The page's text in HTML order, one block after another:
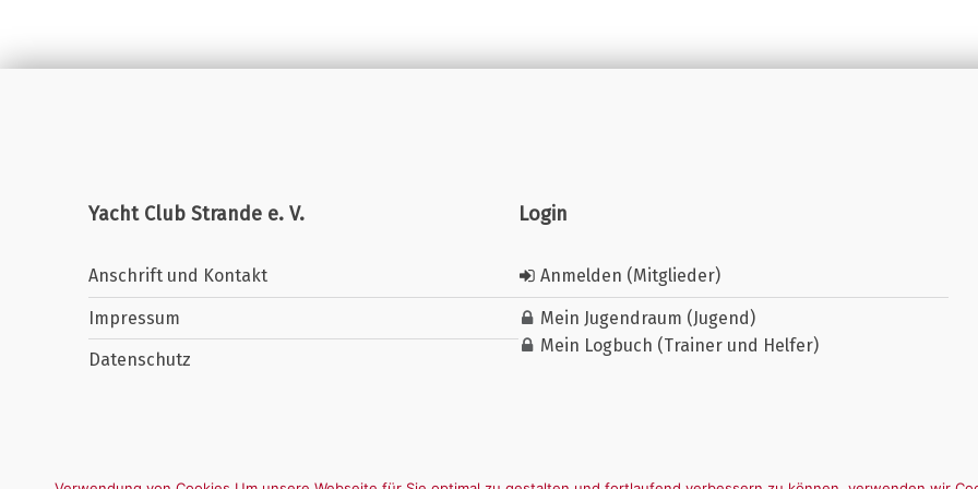
Yacht Club Strande e. V.
Anschrift und Kontakt
Impressum
Datenschutz
Login
Anmelden (Mitglieder)
Mein Jugendraum (Jugend)
Mein Logbuch (Trainer und Helfer)